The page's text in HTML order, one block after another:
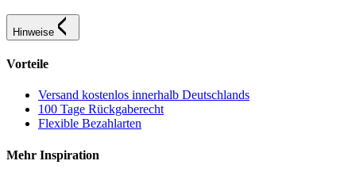
Hinweise
Vorteile
Versand kostenlos innerhalb Deutschlands
100 Tage Rückgaberecht
Flexible Bezahlarten
Mehr Inspiration